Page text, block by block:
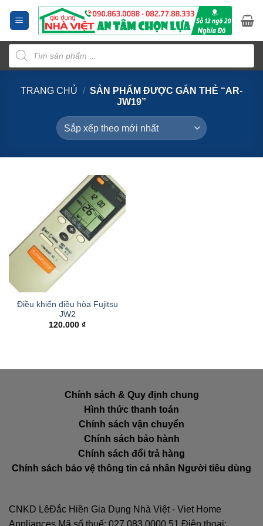
dung
Tìm
kiếm
sản
phẩm
TRANG CHỦ / SẢN PHẨM ĐƯỢC GẮN THẺ “AR-
JW19”
Điều khiển điều hòa Fujitsu
JW2
120.000 ₫
Chính sách & Quy định chung
Hình thức thanh toán
Chính sách vận chuyển
Chính sách bảo hành
Chính sách đổi trả hàng
Chính sách bảo vệ thông tin cá nhân Người tiêu dùng
CNKD LêĐắc Hiền Gia Dụng Nhà Việt - Viet Home
Appliances Mã số thuế: 027.083.0000.51 Điện thoại: